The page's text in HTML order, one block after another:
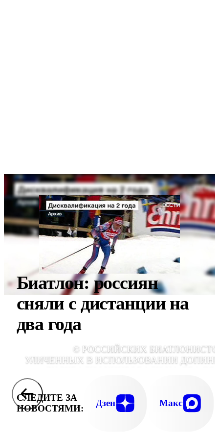
Биатлон: россиян
сняли с дистанции на
два года
© РОССИЙСКИХ
УЛИЧЕННЫХ В ИСПОЛЬЗОВАНИИ
СЛЕДИТЕ ЗА
НОВОСТЯМИ:
Дзен Макс